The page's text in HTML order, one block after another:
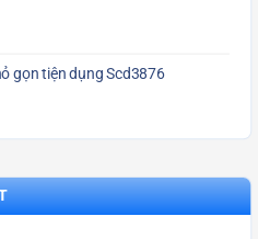
gọn tiện dụng Scd3876